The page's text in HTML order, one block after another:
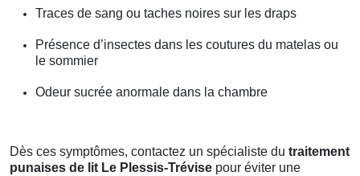
Traces de sang ou taches noires sur les draps
Présence d’insectes dans les coutures du matelas ou
le sommier
Odeur sucrée anormale dans la chambre
Dès ces symptômes, contactez un spécialiste du traitement
punaises de lit Le Plessis-Trévise pour éviter une